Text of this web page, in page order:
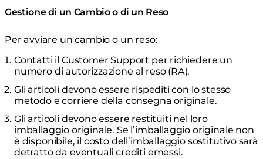
Gestione di un Cambio o di un Reso
Per avviare un cambio o un reso:
Contatti il Customer Support per richiedere un
numero di autorizzazione al reso (RA).
Gli articoli devono essere rispediti con lo stesso
metodo e corriere della consegna originale.
Gli articoli devono essere restituiti nel loro
imballaggio originale. Se l’imballaggio originale non
è disponibile, il costo dell’imballaggio sostitutivo sarà
detratto da eventuali crediti emessi.